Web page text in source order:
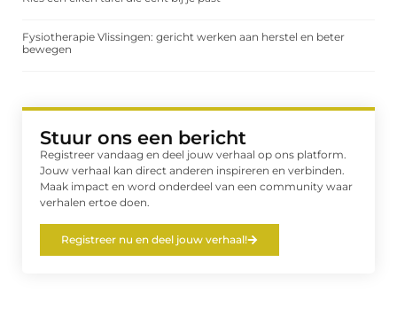
Fysiotherapie Vlissingen: gericht werken aan herstel en beter
bewegen
Stuur ons een bericht
Registreer vandaag en deel jouw verhaal op ons platform.
Jouw verhaal kan direct anderen inspireren en verbinden.
Maak impact en word onderdeel van een community waar
verhalen ertoe doen.
Registreer nu en deel jouw verhaal!